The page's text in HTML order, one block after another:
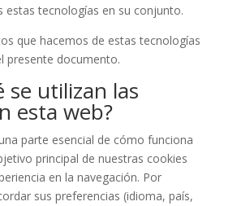
estas tecnologías en su conjunto.
que hacemos de estas tecnologías
presente documento.
se utilizan las
esta web?
parte esencial de cómo funciona
principal de nuestras cookies
en la navegación. Por
sus preferencias (idioma, país,